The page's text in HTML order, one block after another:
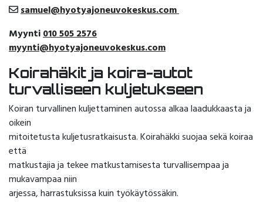
samuel@hyotyajoneuvokeskus.com
Myynti010 505 2576
myynti@hyotyajoneuvokeskus.com
Koirahäkit ja koira-autot
turvalliseen kuljetukseen
Koiran turvallinen kuljettaminen autossa alkaa laadukkaasta ja
oikein
mitoitetusta kuljetusratkaisusta. Koirahäkki suojaa sekä koiraa
että
matkustajia ja tekee matkustamisesta turvallisempaa ja
mukavampaa niin
arjessa, harrastuksissa kuin työkäytössäkin.